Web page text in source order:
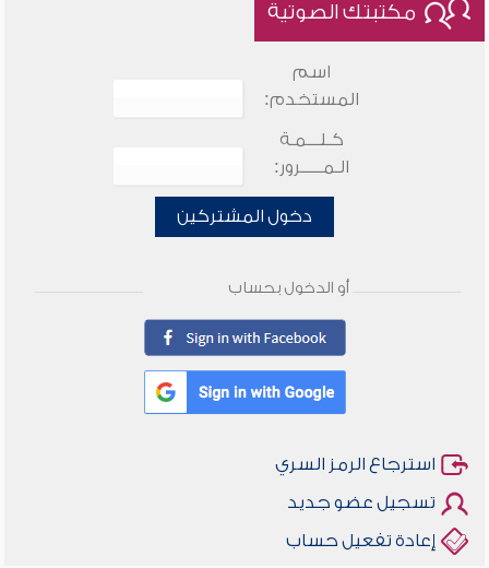
مكتبتك الصوتية
اسم
المستخدم:
كـلـــمـة
الـمـــــرور:
دخول المشتركين
أو الدخول بحساب
استرجاع الرمز السري
تسجيل عضو جديد
إعادة تفعيل حساب